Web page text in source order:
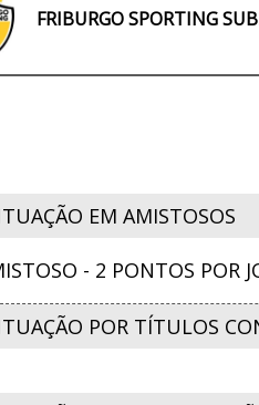
FRIBURGO SPORTING
EM AMISTOSOS
- 2 PONTOS POR
POR TÍTULOS